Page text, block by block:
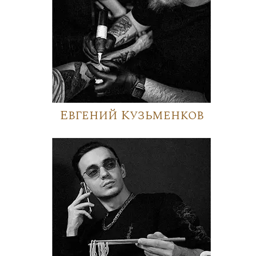
Евгений Кузьменков